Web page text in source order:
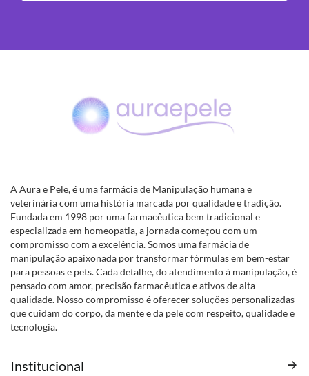
A Aura e Pele, é uma farmácia de Manipulação humana e
veterinária com uma história marcada por qualidade e tradição.
Fundada em 1998 por uma farmacêutica bem tradicional e
especializada em homeopatia, a jornada começou com um
compromisso com a excelência. Somos uma farmácia de
manipulação apaixonada por transformar fórmulas em bem-estar
para pessoas e pets. Cada detalhe, do atendimento à manipulação, é
pensado com amor, precisão farmacêutica e ativos de alta
qualidade. Nosso compromisso é oferecer soluções personalizadas
que cuidam do corpo, da mente e da pele com respeito, qualidade e
tecnologia.
Institucional